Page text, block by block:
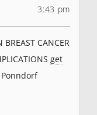
3:43 pm
BREAST CANCER
get